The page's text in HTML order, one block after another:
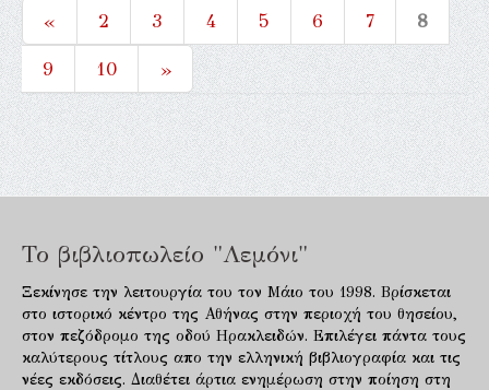
« 2 3 4 5 6 7
8
9
10 »
Το βιβλιοπωλείο "Λεμόνι"
Ξεκίνησε την λειτουργία του τον Μάιο του 1998. Βρίσκεται
στο ιστορικό κέντρο της Αθήνας στην περιοχή του θησείου,
στον πεζόδρομο της οδού Ηρακλειδών. Επιλέγει πάντα τους
καλύτερους τίτλους απο την ελληνική βιβλιογραφία και τις
νέες εκδόσεις. Διαθέτει άρτια ενημέρωση στην ποίηση στη